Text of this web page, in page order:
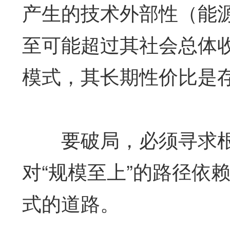
产生的技术外部性（能
至可能超过其社会总体
模式，其长期性价比是
要破局，必须寻求
对“规模至上”的路径依
式的道路。